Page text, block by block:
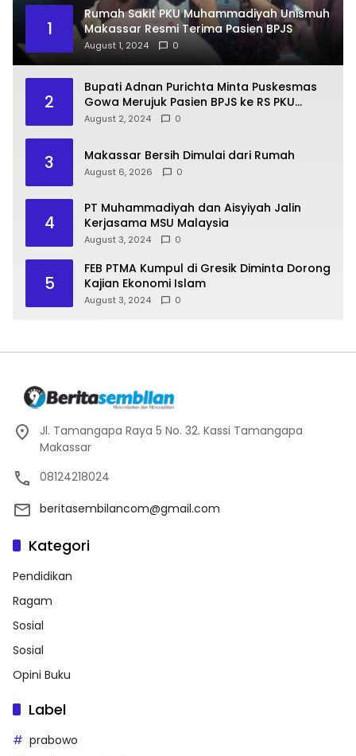
1
Rumah Sakit PKU Muhammadiyah Unismuh
Makassar Resmi Terima Pasien BPJS
August 1, 2024 0
2
Bupati Adnan Purichta Minta Puskesmas
Gowa Merujuk Pasien BPJS ke RS PKU
Muhammadiyah Unismuh Makassar
August 2, 2024 0
3 Makassar Bersih Dimulai dari Rumah
August 6, 2026 0
4
PT Muhammadiyah dan Aisyiyah Jalin
Kerjasama MSU Malaysia
August 3, 2024 0
5
FEB PTMA Kumpul di Gresik Diminta Dorong
Kajian Ekonomi Islam
August 3, 2024 0
Jl. Tamangapa Raya 5 No. 32. Kassi Tamangapa
Makassar
08124218024
beritasembilancom@gmail.com
Kategori
Pendidikan
Ragam
Sosial
Sosial
Opini Buku
Label
prabowo